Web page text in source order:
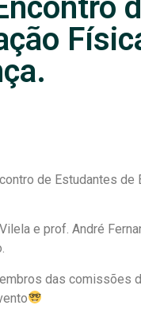
de Estudantes de
e prof. André
das comissões